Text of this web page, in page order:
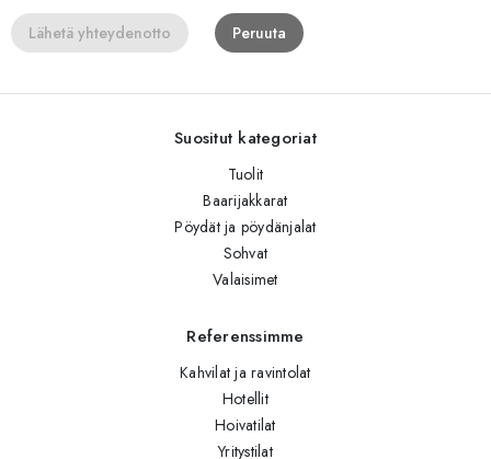
Lähetä yhteydenotto Peruuta
Suositut kategoriat
Tuolit
Baarijakkarat
Pöydät ja pöydänjalat
Sohvat
Valaisimet
Referenssimme
Kahvilat ja ravintolat
Hotellit
Hoivatilat
Yritystilat